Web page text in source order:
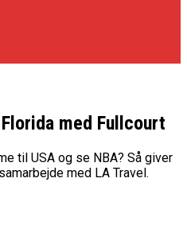
med Fullcourt
til USA og se NBA? Så giver
med LA Travel.